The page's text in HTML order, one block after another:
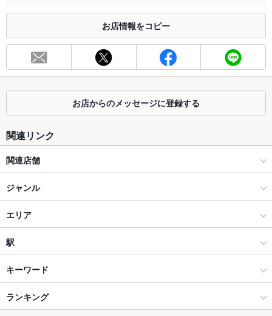
合わせください。
お席
87席(少人数～大人数まで◎)
容人数
個室
なし ：個室はございませんが、お席ごとに仕切りのようになっ
掘りごたつ なし ：ゆったりとしたい時はカウンター席もご利用ください。
カウンター
ソファー
貸切 貸切不可 ：貸切はできかねます。
設備
お店情報をコピー
お店からのメッセージに登録する
関連リンク
関連店舗
海鮮アトム
ジャンル
和食
寿司
福井市 × 和食
福井市 × 寿司
エリア
福井市その他
福井市その他 × 和食
福井市その他 × 寿司
駅
田原町駅
西別院駅
キーワード
からあげ うどん
ランキング